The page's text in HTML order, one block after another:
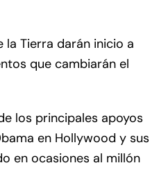
la Tierra darán inicio a
que cambiarán el
los principales apoyos
en Hollywood y sus
en ocasiones al millón